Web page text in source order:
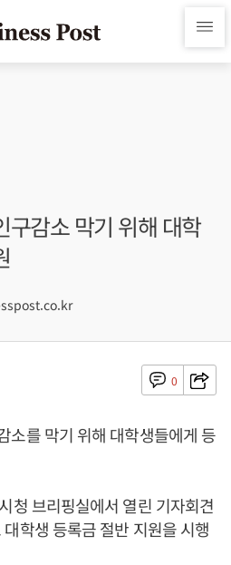
구감소 막기 위해 대학
0
소를 막기 위해 대학생들에게 등
청 브리핑실에서 열린 기자회견
학생 등록금 절반 지원을 시행